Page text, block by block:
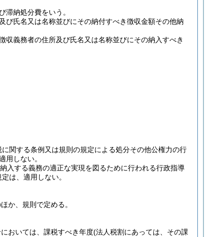
納処分費をいう。
氏名又は名称並びにその納付すべき徴収金額その他納
義務者の住所及び氏名又は名称並びにその納入すべき
関する条例又は規則の規定による処分その他公権力の行
用しない。
入する義務の適正な実現を図るために行われる行政指導
は、適用しない。
か、規則で定める。
おいては、課税すべき年度(法人税割にあっては、その課